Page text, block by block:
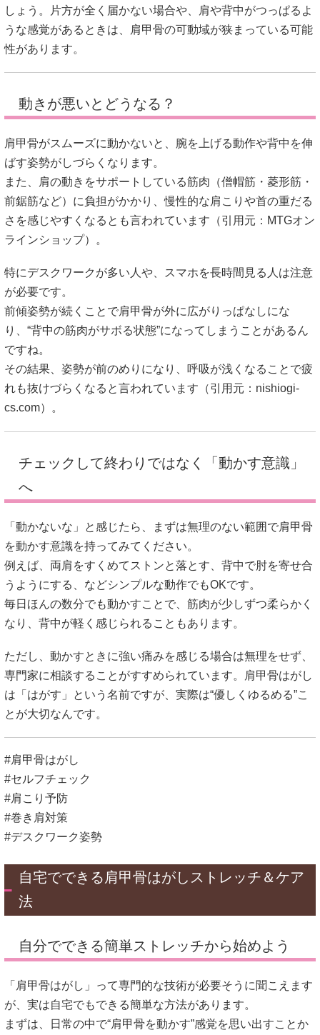
しょう。片方が全く届かない場合や、肩や背中がつっぱるよ
うな感覚があるときは、肩甲骨の可動域が狭まっている可能
性があります。
動きが悪いとどうなる？
肩甲骨がスムーズに動かないと、腕を上げる動作や背中を伸
ばす姿勢がしづらくなります。
また、肩の動きをサポートしている筋肉（僧帽筋・菱形筋・
前鋸筋など）に負担がかかり、慢性的な肩こりや首の重だる
さを感じやすくなるとも言われています（引用元： MTGオン
ラインショップ）。
特にデスクワークが多い人や、スマホを長時間見る人は注意
が必要です。
前傾姿勢が続くことで肩甲骨が外に広がりっぱなしにな
り、“背中の筋肉がサボる状態”になってしまうことがあるん
ですね。
その結果、姿勢が前のめりになり、呼吸が浅くなることで疲
れも抜けづらくなると言われています（引用元： nishiogi-
cs.com）。
チェックして終わりではなく「動かす意識」
へ
「動かないな」と感じたら、まずは無理のない範囲で肩甲骨
を動かす意識を持ってみてください。
例えば、両肩をすくめてストンと落とす、背中で肘を寄せ合
うようにする、などシンプルな動作でもOKです。
毎日ほんの数分でも動かすことで、筋肉が少しずつ柔らかく
なり、背中が軽く感じられることもあります。
ただし、動かすときに強い痛みを感じる場合は無理をせず、
専門家に相談することがすすめられています。肩甲骨はがし
は「はがす」という名前ですが、実際は“優しくゆるめる”こ
とが大切なんです。
#肩甲骨はがし
#セルフチェック
#肩こり予防
#巻き肩対策
#デスクワーク姿勢
自宅でできる肩甲骨はがしストレッチ＆ケア
法
自分でできる簡単ストレッチから始めよう
「肩甲骨はがし」って専門的な技術が必要そうに聞こえます
が、実は自宅でもできる簡単な方法があります。
まずは、日常の中で“肩甲骨を動かす”感覚を思い出すことか